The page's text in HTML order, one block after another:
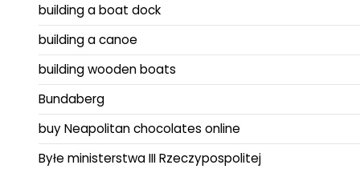
building a boat dock
building a canoe
building wooden boats
Bundaberg
buy Neapolitan chocolates online
Byłe ministerstwa III Rzeczypospolitej